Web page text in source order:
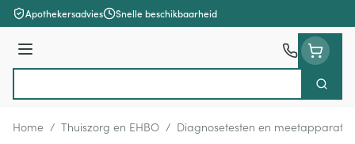
Ga naar de inhoud
Apothekersadvies Snelle beschikbaarheid
Menu
Zoek
Home / Thuiszorg en EHBO / Diagnosetesten en